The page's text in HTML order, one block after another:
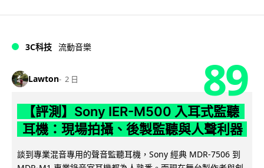
3C科技 流動音樂
Lawton 2 日 89
【評測】Sony IER-M500 入耳式監聽
耳機：現場拍攝、後製監聽與人聲利器
談到專業混音專用的聲音監聽耳機，Sony 經典 MDR-7506 到